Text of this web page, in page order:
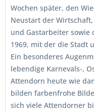
Wochen später, den
Neustart der
und Gastarbeiter sowie
1969, mit der die Stadt
Ein besonderes
lebendige Karnevals-,
Attendorn heute wie
bilden farbenfrohe
sich viele Attendorner